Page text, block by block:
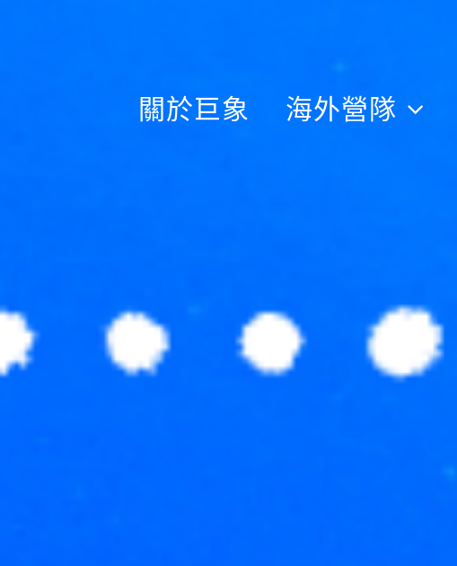
關於巨象 海外營隊